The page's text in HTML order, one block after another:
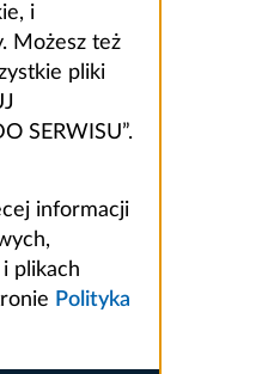
i
Możesz też
pliki
SERWISU”.
informacji
plikach
Polityka